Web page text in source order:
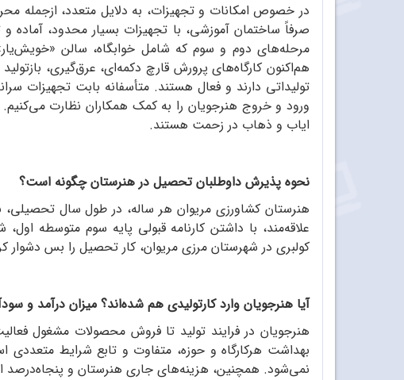
صرفاً ساختمان آموزشی، با تجهیزات بسیار محدود،
مرحله‌های دوم و سوم که شامل خوابگاه، سالن
هم‌اکنون کارگاه‌های پرورش قارچ دکمه‌ای، عرق‌گیری،
تولیداتی دارند و فعال هستند. متأسفانه بابت تجهیزات
ورود و خروج هنرجویان را به کمک همکاران نظارت می‌کنیم.
ایاب و ذهاب در زحمت هستند.
نحوه پذیرش داوطلبان تحصیل در هنرستان چگونه است؟
هنرستان کشاورزی مریوان هر ساله، در طول سال
علاقه‌مند، با داشتن کارنامه قبولی پایه سوم متوسطه
کولبری در شهرستان مرزی مریوان، کار تحصیل را بس دشوار
آیا هنرجویان وارد کارتولیدی هم شده‌اند؟ میزان درآمد و
هنرجویان در فرایند تولید تا فروش محصولات مشغول
بهداشت هرکارگاه و حوزه، متفاوت و تابع شرایط
نمی‌شود. همچنین، هزینه‌های جاری هنرستان و